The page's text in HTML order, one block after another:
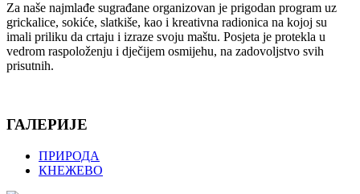
Za naše najmlađe sugrađane organizovan je prigodan program uz
grickalice, sokiće, slatkiše, kao i kreativna radionica na kojoj su
imali priliku da crtaju i izraze svoju maštu. Posjeta je protekla u
vedrom raspoloženju i dječijem osmijehu, na zadovoljstvo svih
prisutnih.
ГАЛЕРИЈЕ
ПРИРОДА
КНЕЖЕВО